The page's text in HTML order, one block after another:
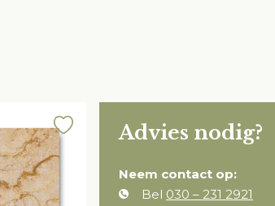
Advies nodig?
Neem contact op:
Bel 030 – 231 2921